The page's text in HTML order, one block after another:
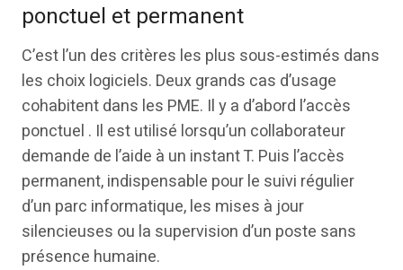
ponctuel et permanent
C’est l’un des critères les plus sous-estimés dans
les choix logiciels. Deux grands cas d’usage
cohabitent dans les PME. Il y a d’abord l’accès
ponctuel . Il est utilisé lorsqu’un collaborateur
demande de l’aide à un instant T. Puis l’accès
permanent, indispensable pour le suivi régulier
d’un parc informatique, les mises à jour
silencieuses ou la supervision d’un poste sans
présence humaine.